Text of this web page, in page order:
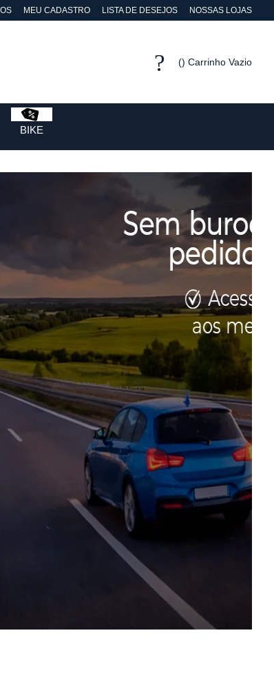
MEU CADASTRO LISTA DE DESEJOS NOSSAS LOJAS
Carrinho Vazio
BIKE